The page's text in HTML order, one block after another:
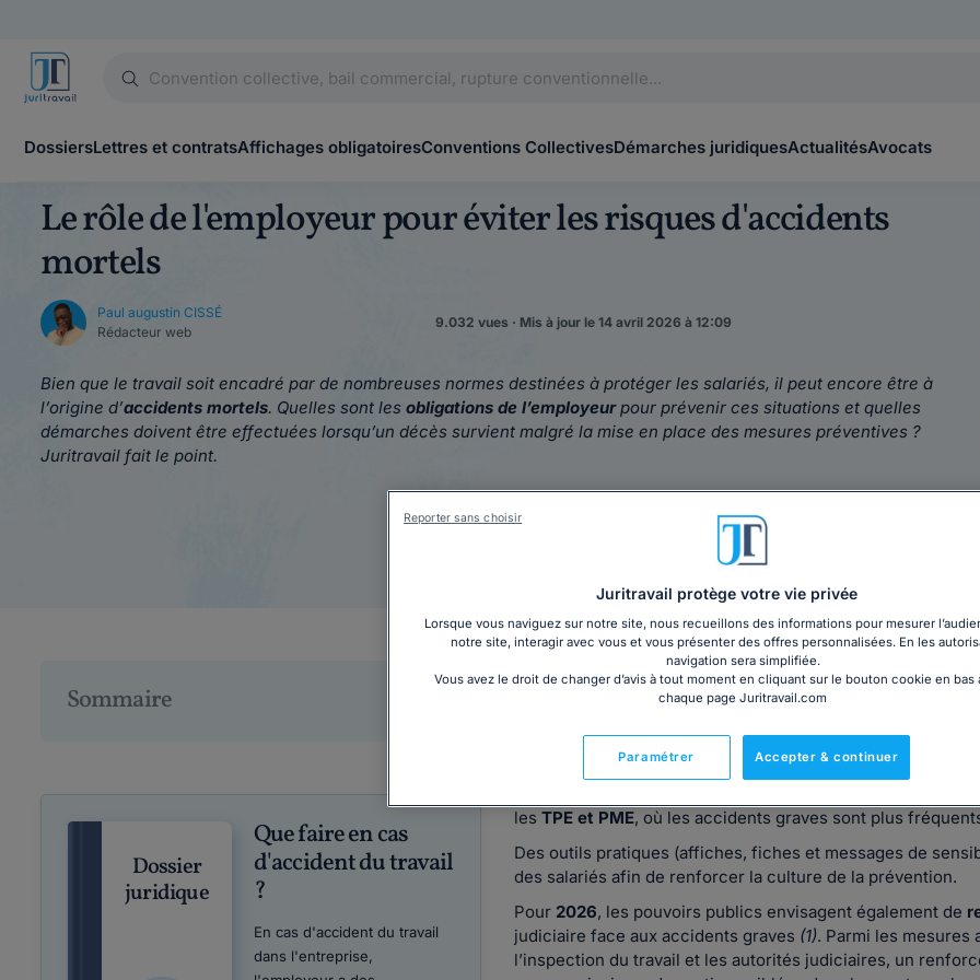
DossiersLettres et contratsAffichages obligatoiresConventions CollectivesDémarches juridiquesActualitésAvocats
Le rôle de l'employeur pour éviter les risques d'accidents
mortels
Paul augustin CISSÉ
Rédacteur web
9.032 vues · Mis à jour le 14 avril 2026 à 12:09
Bien que le travail soit encadré par de nombreuses normes destinées à protéger les salariés, il peut encore être à
l’origine d’accidents mortels. Quelles sont les obligations de l’employeurpour prévenir ces situations et quelles
démarches doivent être effectuées lorsqu’un décès survient malgré la mise en place des mesures préventives ?
Juritravail fait le point.
Accidents du travail : procédure
Sommaire
Dossier
juridique
Que faire en cas
d'accident du travail
?
En cas d'accident du travail
dans l'entreprise,
Prévention des accidents du travail :
Pour lutter contre les accidents du travail, le ministère du
Plan pour la prévention
Cette initiative rappelle que la sécurité au travail
lesTPE et PME, où les accidents graves sont plus
Des outils pratiques (affiches, fiches et messages de
des salariés afin de renforcer la culture de la prévention.
Pour 2026, les pouvoirs publics envisagent également de
judiciaire face aux accidents graves (1). Parmi les
l’inspection du travail et les autorités judiciaires, un
Juritravail protège votre vie privée
Lorsque vous naviguez sur notre site, nous recueillons des informations pour mesurer
notre site, interagir avec vous et vous présenter des offres personnalisées. En les
navigation sera simplifiée.
Vous avez le droit de changer d’avis à tout moment en cliquant sur le bouton cookie en bas
chaque page Juritravail.com
Accepter & continuer
Paramétrer
Reporter sans choisir